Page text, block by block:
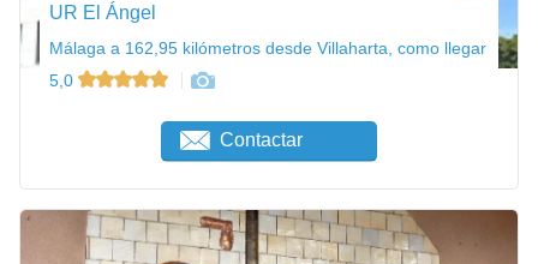
UR El Ángel
Málaga a 162,95 kilómetros desde Villaharta, como llegar
5,0
Contactar